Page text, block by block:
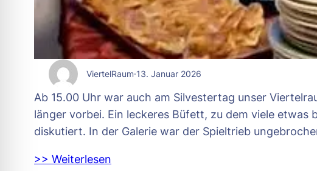
ViertelRaum·13. Januar 2026
Ab 15.00 Uhr war auch am Silvestertag unser
länger vorbei. Ein leckeres Büfett, zu dem viele
diskutiert. In der Galerie war der Spieltrieb
>> Weiterlesen